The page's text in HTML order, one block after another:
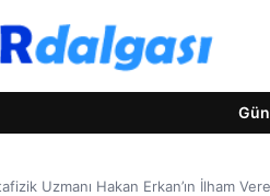
Uzmanı Hakan Erkan’ın İlham